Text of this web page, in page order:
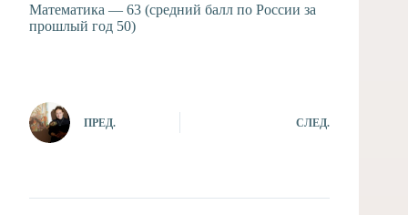
Математика — 63 (средний балл по России за
прошлый год 50)
ПРЕД. СЛЕД.